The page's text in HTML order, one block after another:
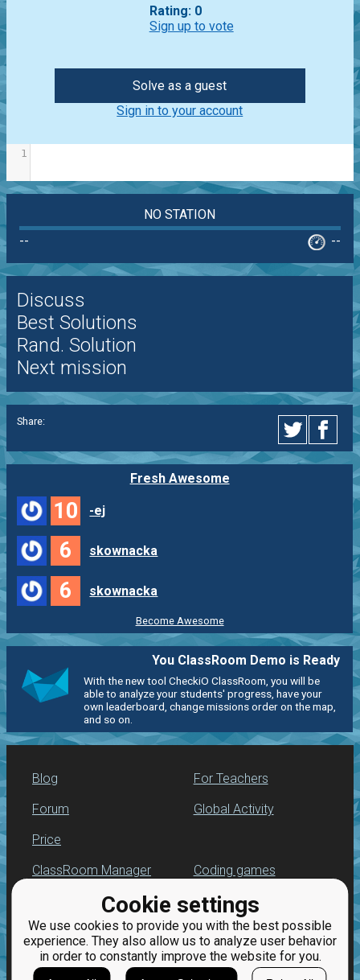
Cookie settings
We use cookies to provide you with the best possible
experience. They also allow us to analyze user behavior
in order to constantly improve the website for you.
Rating: 0
Sign up to vote
Solve as a guest
Sign in to your account
1
NO STATION
--
--
Discuss
Best Solutions
Rand. Solution
Next mission
Share:
Fresh Awesome
10 -ej
6 skownacka
6 skownacka
Become Awesome
You ClassRoom Demo is Ready
With the new tool CheckiO ClassRoom, you will be
able to analyze your students' progress, have your
own leaderboard, change missions order on the map,
and so on.
Blog
Forum
Price
For Teachers
Global Activity
ClassRoom Manager
Leaderboard
Jobs
Coding games
Python programming
for beginners